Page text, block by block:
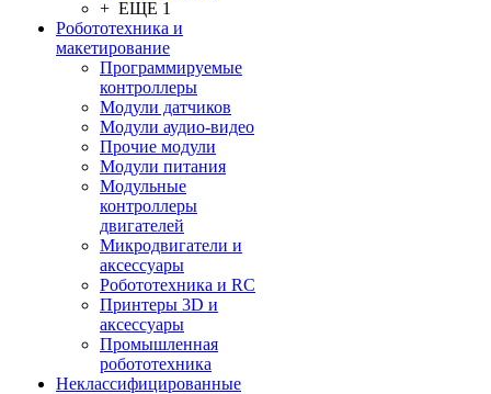
+ ЕЩЕ 1
Робототехника и
макетирование
Программируемые
контроллеры
Модули датчиков
Модули аудио-видео
Прочие модули
Модули питания
Модульные
контроллеры
двигателей
Микродвигатели и
аксессуары
Робототехника и RC
Принтеры 3D и
аксессуары
Промышленная
робототехника
Неклассифицированные